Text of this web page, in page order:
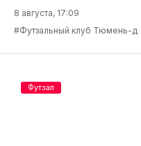
8 августа, 17:09
#Футзальный клуб Тюмень-д
Футзал